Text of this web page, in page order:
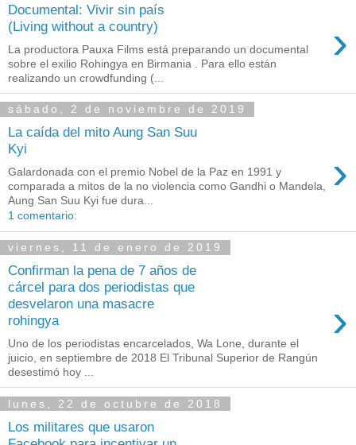
Documental: Vivir sin país
(Living without a country)
›
La productora Pauxa Films está preparando un documental
sobre el exilio Rohingya en Birmania . Para ello están
realizando un crowdfunding (...
sábado, 2 de noviembre de 2019
La caída del mito Aung San Suu
Kyi
›
Galardonada con el premio Nobel de la Paz en 1991 y
comparada a mitos de la no violencia como Gandhi o Mandela,
Aung San Suu Kyi fue dura...
1 comentario:
viernes, 11 de enero de 2019
Confirman la pena de 7 años de
cárcel para dos periodistas que
desvelaron una masacre
rohingya
›
Uno de los periodistas encarcelados, Wa Lone, durante el
juicio, en septiembre de 2018 El Tribunal Superior de Rangún
desestimó hoy ...
lunes, 22 de octubre de 2018
Los militares que usaron